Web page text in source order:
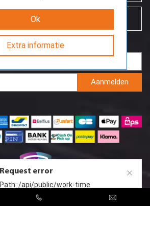
Aanmelden
Ok
Extra informatie
Request error
Path: /api/public/work-time